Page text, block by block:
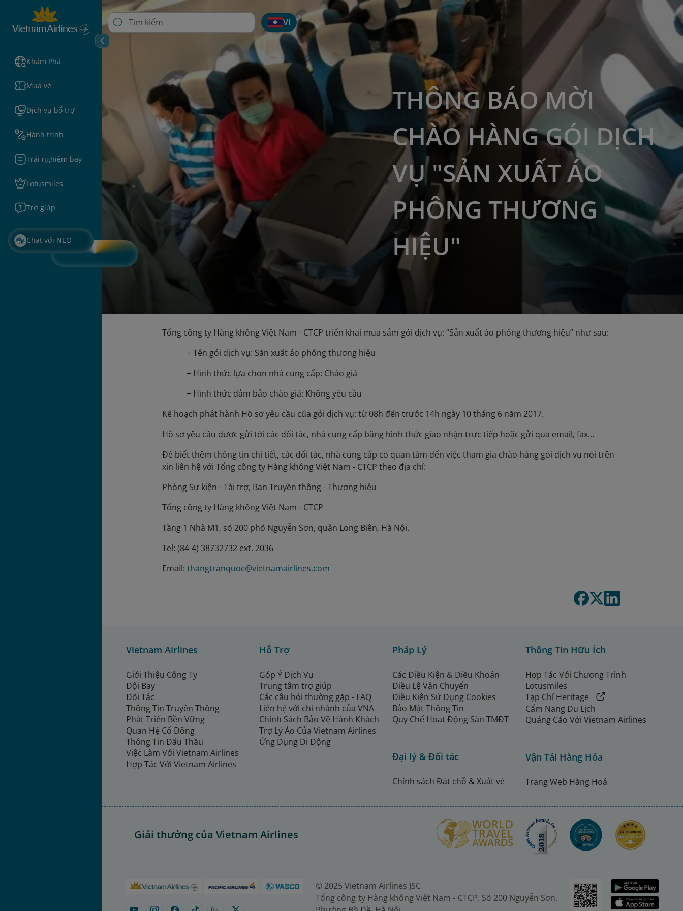
Khám Phá
Mua vé
Dịch vụ bổ trợ
Hành trình
Trải nghiệm bay
Lotusmiles
Trợ giúp
Chat với NEO
VI
THÔNG BÁO MỜI
CHÀO HÀNG GÓI DỊCH
VỤ "SẢN XUẤT ÁO
PHÔNG THƯƠNG
HIỆU"
Tổng công ty Hàng không Việt Nam - CTCP triển khai mua sắm gói dịch vụ: “Sản xuất áo phông thương hiệu” như sau:
+ Tên gói dịch vụ: Sản xuất áo phông thương hiệu
+ Hình thức lựa chọn nhà cung cấp: Chào giá
+ Hình thức đảm bảo chào giá: Không yêu cầu
Kế hoạch phát hành Hồ sơ yêu cầu của gói dịch vụ: từ 08h đến trước 14h ngày 10 tháng 6 năm 2017.
Hồ sơ yêu cầu được gửi tới các đối tác, nhà cung cấp bằng hình thức giao nhận trực tiếp hoặc gửi qua email, fax…
Để biết thêm thông tin chi tiết, các đối tác, nhà cung cấp có quan tâm đến việc tham gia chào hàng gói dịch vụ nói trên
xin liên hệ với Tổng công ty Hàng không Việt Nam - CTCP theo địa chỉ:
Phòng Sự kiện - Tài trợ, Ban Truyền thông - Thương hiệu
Tổng công ty Hàng không Việt Nam - CTCP
Tầng 1 Nhà M1, số 200 phố Nguyễn Sơn, quận Long Biên, Hà Nội.
Tel: (84-4) 38732732 ext. 2036
Email:thangtranquoc@vietnamairlines.com
Vietnam Airlines
Giới Thiệu Công Ty
Đội Bay
Đối Tác
Thông Tin Truyền Thông
Phát Triển Bền Vững
Quan Hệ Cổ Đông
Thông Tin Đấu Thầu
Việc Làm Với Vietnam Airlines
Hợp Tác Với Vietnam Airlines
Hỗ Trợ
Góp Ý Dịch Vụ
Trung tâm trợ giúp
Các câu hỏi thường gặp - FAQ
Liên hệ với chi nhánh của VNA
Chính Sách Bảo Vệ Hành Khách
Trợ Lý Ảo Của Vietnam Airlines
Ứng Dụng Di Động
Pháp Lý
Các Điều Kiện & Điều Khoản
Điều Lệ Vận Chuyển
Điều Kiện Sử Dụng Cookies
Bảo Mật Thông Tin
Quy Chế Hoạt Động Sàn TMĐT
Đại lý & Đối tác
Chính sách Đặt chỗ & Xuất vé
Thông Tin Hữu Ích
Hợp Tác Với Chương Trình
Lotusmiles
Tạp Chí Heritage
Cẩm Nang Du Lịch
Quảng Cáo Với Vietnam Airlines
Vận Tải Hàng Hóa
Trang Web Hàng Hoá
Giải thưởng của Vietnam Airlines
© 2025 Vietnam Airlines JSC
Tổng công ty Hàng không Việt Nam - CTCP. Số 200 Nguyễn Sơn,